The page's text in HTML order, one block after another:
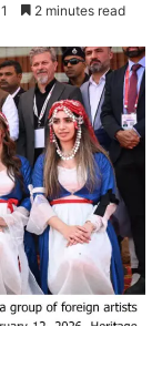
1 2 minutes read